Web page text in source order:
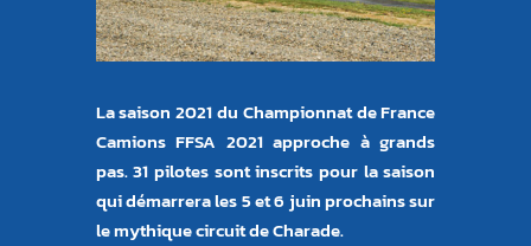
La saison 2021 du Championnat de France
Camions FFSA 2021 approche à grands
pas. 31 pilotes sont inscrits pour la saison
qui démarrera les 5 et 6 juin prochains sur
le mythique circuit de Charade.